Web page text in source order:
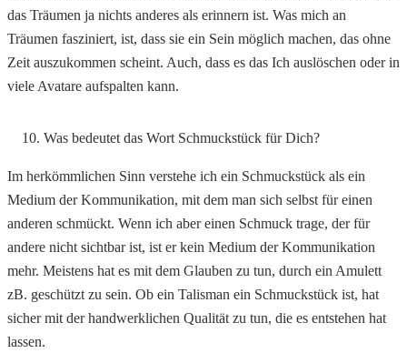
das Träumen ja nichts anderes als erinnern ist. Was mich an
Träumen fasziniert, ist, dass sie ein Sein möglich machen, das ohne
Zeit auszukommen scheint. Auch, dass es das Ich auslöschen oder in
viele Avatare aufspalten kann.
Was bedeutet das Wort Schmuckstück für Dich?
Im herkömmlichen Sinn verstehe ich ein Schmuckstück als ein
Medium der Kommunikation, mit dem man sich selbst für einen
anderen schmückt. Wenn ich aber einen Schmuck trage, der für
andere nicht sichtbar ist, ist er kein Medium der Kommunikation
mehr. Meistens hat es mit dem Glauben zu tun, durch ein Amulett
zB. geschützt zu sein. Ob ein Talisman ein Schmuckstück ist, hat
sicher mit der handwerklichen Qualität zu tun, die es entstehen hat
lassen.